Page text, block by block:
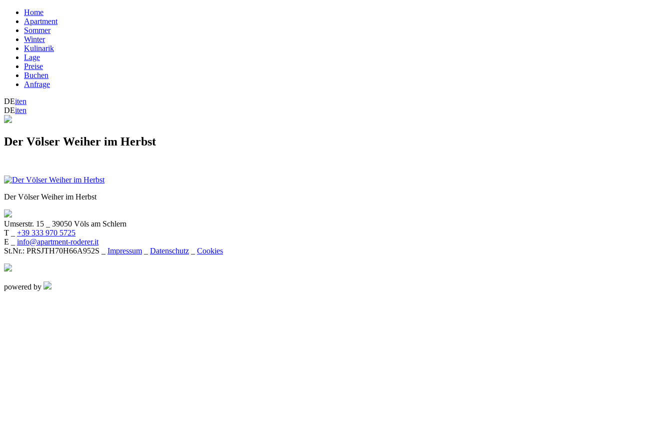
Home
Apartment
Sommer
Winter
Kulinarik
Lage
Preise
Buchen
Anfrage
DEiten
DEiten
Der Völser Weiher im Herbst
Der Völser Weiher im Herbst
Umserstr. 15
39050 Völs am Schlern
T _ +39 333 970 5725
E _ info@apartment-roderer.it
St.Nr.: PRSJTH70H66A952S _ Impressum Datenschutz Cookies
powered by